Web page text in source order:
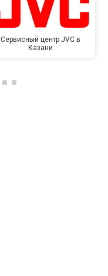
Сервисный центр JVC в
Казани